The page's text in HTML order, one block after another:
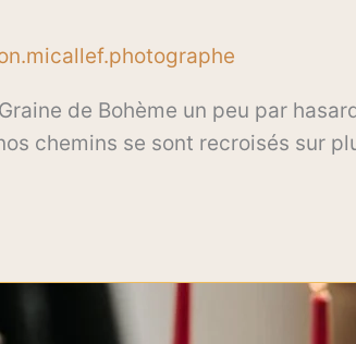
de Bohème un peu par
chemins se sont recroisés sur